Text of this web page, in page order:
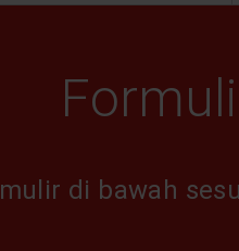
di bawah